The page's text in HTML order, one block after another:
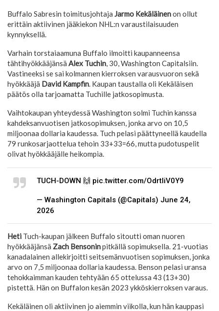
Buffalo Sabresin toimitusjohtaja Jarmo Kekäläinenon ollut
erittäin aktiivinen jääkiekon NHL:n varaustilaisuuden
kynnyksellä.
Varhain torstaiaamuna Buffalo ilmoitti kaupanneensa
tähtihyökkääjänsä Alex Tuchin, 30, Washington Capitalsiin.
Vastineeksi se sai kolmannen kierroksen varausvuoron sekä
hyökkääjä David Kampfin. Kaupan taustalla oli Kekäläisen
päätös olla tarjoamatta Tuchille jatkosopimusta.
Vaihtokaupan yhteydessä Washington solmi Tuchin kanssa
kahdeksanvuotisen jatkosopimuksen, jonka arvo on 10,5
miljoonaa dollaria kaudessa. Tuch pelasi päättyneellä kaudella
79 runkosarjaottelua tehoin 33+33=66, mutta pudotuspelit
olivat hyökkääjälle heikompia.
TUCH-DOWN 🙌 pic.twitter.com/OdrtliV0Y9
— Washington Capitals (@Capitals) June 24,
2026
Heti Tuch-kaupan jälkeen Buffalo sitoutti oman nuoren
hyökkääjänsä Zach Bensoninpitkällä sopimuksella. 21-vuotias
kanadalainen allekirjoitti seitsemänvuotisen sopimuksen, jonka
arvo on 7,5 miljoonaa dollaria kaudessa. Benson pelasi uransa
tehokkaimman kauden tehtyään 65 ottelussa 43 (13+30)
pistettä. Hän on Buffalon kesän 2023 ykköskierroksen varaus.
Kekäläinen oli aktiivinen jo aiemmin viikolla, kun hän kauppasi